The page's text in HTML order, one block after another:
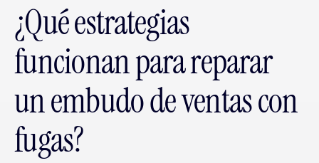
¿Qué estrategias
funcionan para reparar
un embudo de ventas con
fugas?